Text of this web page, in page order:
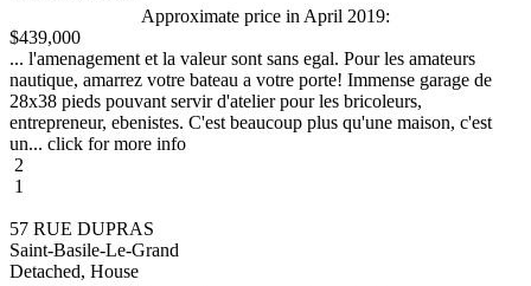
Approximate price in April 2019:
$439,000
... l'amenagement et la valeur sont sans egal. Pour les amateurs
nautique, amarrez votre bateau a votre porte! Immense garage de
28x38 pieds pouvant servir d'atelier pour les bricoleurs,
entrepreneur, ebenistes. C'est beaucoup plus qu'une maison, c'est
un... click for more info
2
1
57 RUE DUPRAS
Saint-Basile-Le-Grand
Detached, House